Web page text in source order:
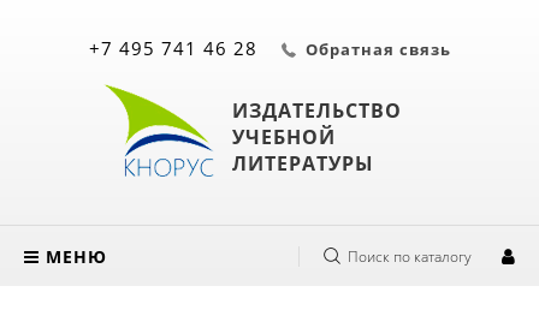
ИЗДАТЕЛЬСТВО
УЧЕБНОЙ
ЛИТЕРАТУРЫ
+7 495 741 46 28 Обратная связь
МЕНЮ Поиск по каталогу